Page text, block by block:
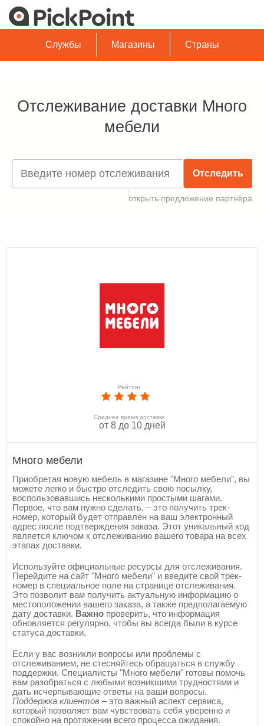
Службы Магазины Страны
Отслеживание доставки Много
мебели
Отследить
открыть предложение партнёра
Рейтинг
Среднее время доставки
от 8 до 10 дней
Много мебели
Приобретая новую мебель в магазине "Много мебели", вы
можете легко и быстро отследить свою посылку,
воспользовавшись несколькими простыми шагами.
Первое, что вам нужно сделать, – это получить трек-
номер, который будет отправлен на ваш электронный
адрес после подтверждения заказа. Этот уникальный код
является ключом к отслеживанию вашего товара на всех
этапах доставки.
Используйте официальные ресурсы для отслеживания.
Перейдите на сайт "Много мебели" и введите свой трек-
номер в специальное поле на странице отслеживания.
Это позволит вам получить актуальную информацию о
местоположении вашего заказа, а также предполагаемую
дату доставки. Важно проверить, что информация
обновляется регулярно, чтобы вы всегда были в курсе
статуса доставки.
Если у вас возникли вопросы или проблемы с
отслеживанием, не стесняйтесь обращаться в службу
поддержки. Специалисты "Много мебели" готовы помочь
вам разобраться с любыми возникшими трудностями и
дать исчерпывающие ответы на ваши вопросы.
Поддержка клиентов – это важный аспект сервиса,
который позволяет вам чувствовать себя уверенно и
спокойно на протяжении всего процесса ожидания.